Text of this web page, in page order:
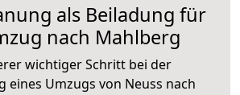
als Beiladung für
nach Mahlberg
wichtiger Schritt bei der
eines Umzugs von Neuss nach